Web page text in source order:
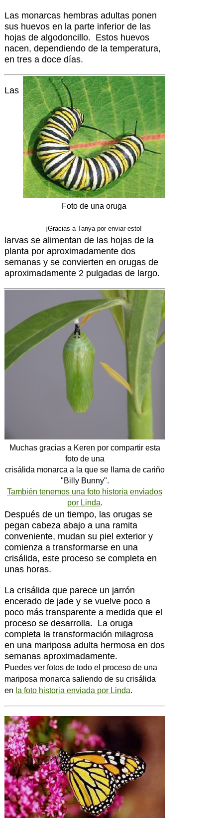
Las monarcas hembras adultas ponen
sus huevos en la parte inferior de las
hojas de algodoncillo. Estos huevos
nacen, dependiendo de la temperatura,
en tres a doce días.
Foto de una oruga
¡Gracias a Tanya por enviar esto!
Las
larvas se alimentan de las hojas de la
planta por aproximadamente dos
semanas y se convierten en orugas de
aproximadamente 2 pulgadas de largo.
Muchas gracias a Keren por compartir esta
foto de una
crisálida monarca a la que se llama de cariño
"Billy Bunny".
También tenemos una foto historia enviados
por Linda.
Después de un tiempo, las orugas se
pegan cabeza abajo a una ramita
conveniente, mudan su piel exterior y
comienza a transformarse en una
crisálida, este proceso se completa en
unas horas.
La crisálida que parece un jarrón
encerado de jade y se vuelve poco a
poco más transparente a medida que el
proceso se desarrolla. La oruga
completa la transformación milagrosa
en una mariposa adulta hermosa en dos
semanas aproximadamente.
Puedes ver fotos de todo el proceso de una
mariposa monarca saliendo de su crisálida
en la foto historia enviada por Linda.